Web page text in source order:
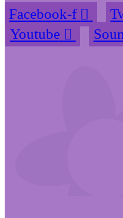
Facebook-f
Youtube